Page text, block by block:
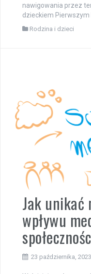
nawigowania przez
dzieckiem Pierwszym
Rodzina i dzieci
Jak unikać
wpływu
23 października, 2023